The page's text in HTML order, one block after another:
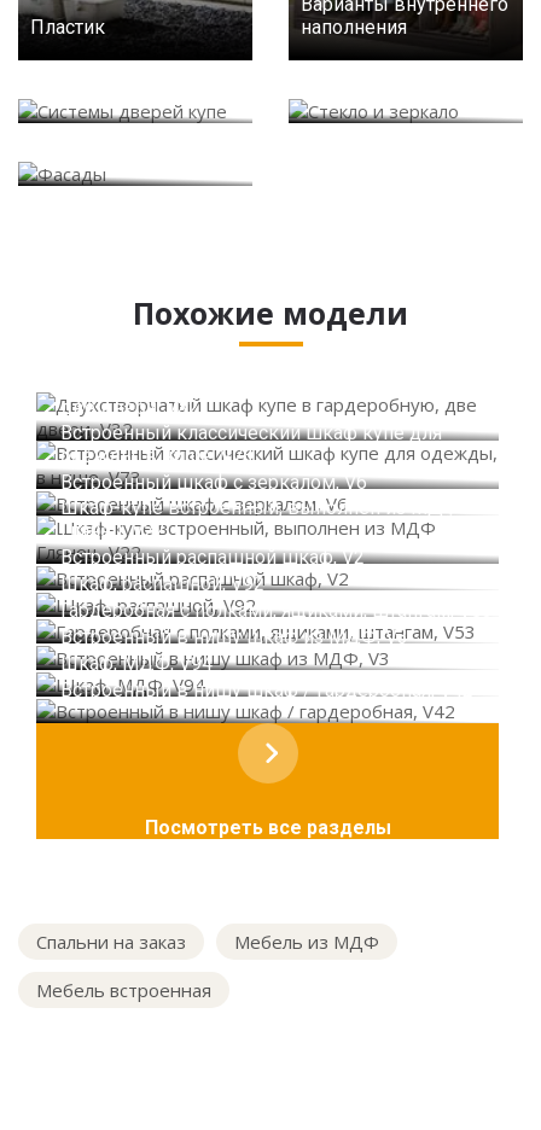
Пластик
Варианты внутреннего
наполнения
Похожие модели
две двери, V32
Встроенный классический шкаф купе для
одежды, в нише, V73
Встроенный шкаф с зеркалом, V6
Шкаф-купе встроенный, выполнен из МДФ
Глянец, V22
Встроенный распашной шкаф, V2
Шкаф, распашной, V92
Гардеробная с полками, ящиками, штангам, V53
Встроенный в нишу шкаф из МДФ, V3
Шкаф, МДФ, V94
Встроенный в нишу шкаф / гардеробная, V42
Посмотреть все разделы
Спальни на заказ
Мебель из МДФ
Мебель встроенная